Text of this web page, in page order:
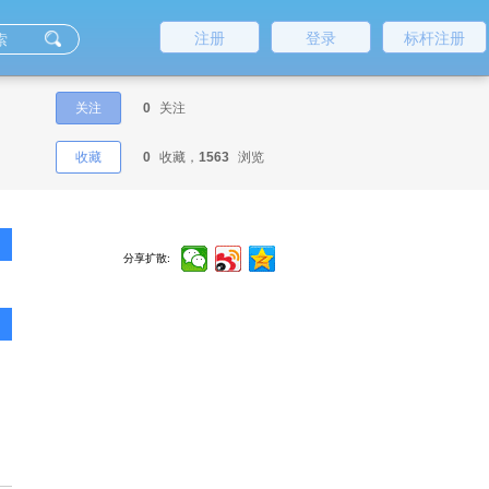
标杆注册
登录
注册
关注 0 关注
收藏 0 收藏， 1563 浏览
分享扩散: